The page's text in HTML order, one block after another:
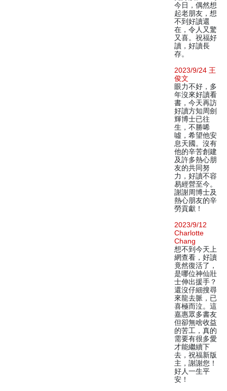
今日，偶然想
起老朋友，想
不到好讀還
在，令人又驚
又喜。祝福好
讀，好讀長
存。
2023/9/24 王
俊文
眼力不好，多
年沒來好讀看
書，今天再訪
好讀方知周劍
輝博士已往
生，不勝唏
噓，希望他安
息天國。沒有
他的辛苦創建
及許多熱心朋
友的共同努
力，好讀不容
易經營至今。
謝謝周博士及
熱心朋友的辛
勞貢獻！
2023/9/12
Charlotte
Chang
想不到今天上
網查看，好讀
竟然復活了，
是哪位神仙壯
士伸出援手？
還沒仔細搜尋
來龍去脈，已
喜極而泣。這
嘉惠眾多書友
但卻無啥收益
的苦工，真的
需要有很多愛
才能繼續下
去，祝福新版
主，謝謝您！
好人一生平
安！